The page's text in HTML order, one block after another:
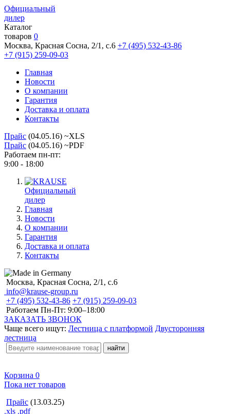
Официальный
дилер
Каталог
товаров 0
Москва, Красная Сосна, 2/1, с.6 +7 (495) 532-43-86
+7 (915) 259-09-03
Главная
Новости
О компании
Гарантия
Доставка и оплата
Контакты
Прайс (04.05.16) ~XLS
Прайс (04.05.16) ~PDF
Работаем пн-пт:
9:00 - 18:00
Официальный
дилер
Главная
Новости
О компании
Гарантия
Доставка и оплата
Контакты
Москва, Красная Сосна, 2/1, с.6
info@krause-group.ru
+7 (495) 532-43-86 +7 (915) 259-09-03
Работаем Пн-Пт: 9:00–18:00
ЗАКАЗАТЬ ЗВОНОК
Чаще всего ищут: Лестница с платформой Двусторонняя
лестница
Корзина 0
Пока нет товаров
Прайс (13.03.25)
.xls .pdf